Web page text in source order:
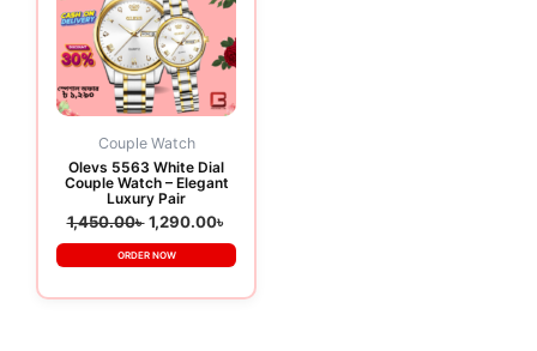
Couple Watch
Olevs 5563 White Dial
Couple Watch – Elegant
Luxury Pair
1,450.00৳ 1,290.00৳
ORDER NOW